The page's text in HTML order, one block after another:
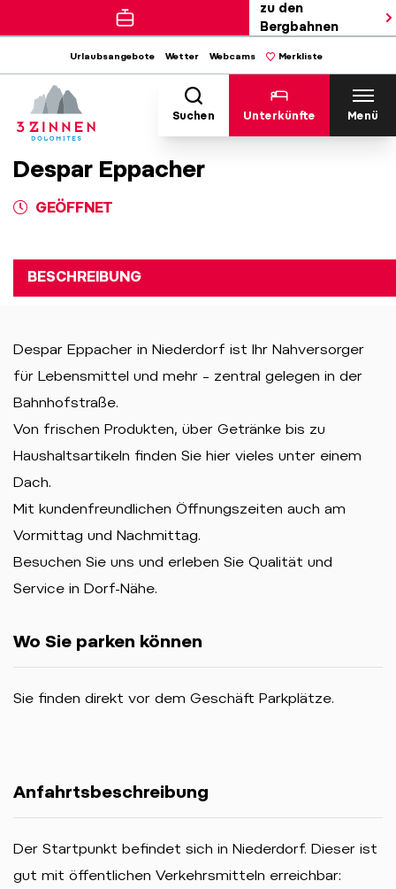
zu den
Bergbahnen
Urlaubsangebote Wetter Webcams Merkliste
Suchen Unterkünfte Menü
Despar Eppacher
GEÖFFNET
BESCHREIBUNG
Despar Eppacher in Niederdorf ist Ihr Nahversorger
für Lebensmittel und mehr – zentral gelegen in der
Bahnhofstraße.
Von frischen Produkten, über Getränke bis zu
Haushaltsartikeln finden Sie hier vieles unter einem
Dach.
Mit kundenfreundlichen Öffnungszeiten auch am
Vormittag und Nachmittag.
Besuchen Sie uns und erleben Sie Qualität und
Service in Dorf-Nähe.
Wo Sie parken können
Sie finden direkt vor dem Geschäft Parkplätze.
Anfahrtsbeschreibung
Der Startpunkt befindet sich in Niederdorf. Dieser ist
gut mit öffentlichen Verkehrsmitteln erreichbar: